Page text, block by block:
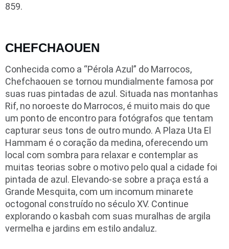
859.
CHEFCHAOUEN
Conhecida como a “Pérola Azul” do Marrocos,
Chefchaouen se tornou mundialmente famosa por
suas ruas pintadas de azul. Situada nas montanhas
Rif, no noroeste do Marrocos, é muito mais do que
um ponto de encontro para fotógrafos que tentam
capturar seus tons de outro mundo. A Plaza Uta El
Hammam é o coração da medina, oferecendo um
local com sombra para relaxar e contemplar as
muitas teorias sobre o motivo pelo qual a cidade foi
pintada de azul. Elevando-se sobre a praça está a
Grande Mesquita, com um incomum minarete
octogonal construído no século XV. Continue
explorando o kasbah com suas muralhas de argila
vermelha e jardins em estilo andaluz.